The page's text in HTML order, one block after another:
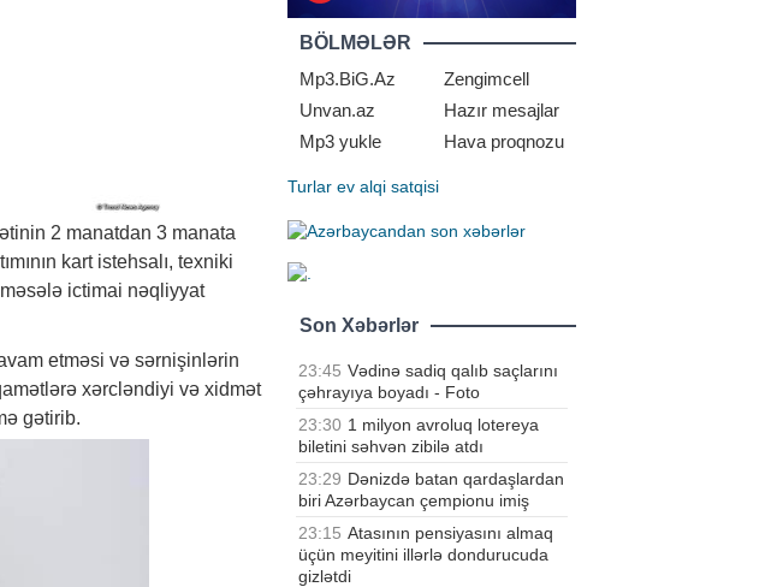
2 manatdan 3 manata
kart istehsalı, texniki
ictimai nəqliyyat
etməsi və sərnişinlərin
xərcləndiyi və xidmət
gətirib.
BÖLMƏLƏR
Mp3.BiG.Az
Zengimcell
Unvan.az
Hazır mesajlar
Mp3 yukle
Hava proqnozu
Turlar ev alqi satqisi
Son Xəbərlər
23:45 Vədinə sadiq qalıb saçlarını
çəhrayıya boyadı - Foto
23:30 1 milyon avroluq lotereya
biletini səhvən zibilə atdı
23:29 Dənizdə batan qardaşlardan
biri Azərbaycan çempionu imiş
23:15 Atasının pensiyasını almaq
üçün meyitini illərlə dondurucuda
gizlətdi